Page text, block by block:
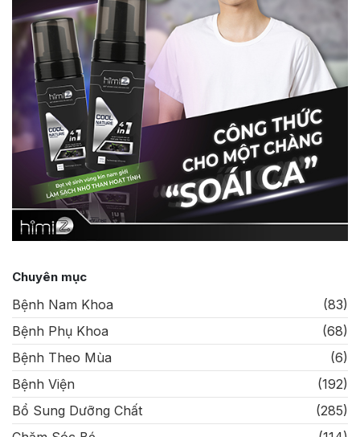
Chuyên mục
Bệnh Nam Khoa
(83)
Bệnh Phụ Khoa
(68)
Bệnh Theo Mùa
(6)
Bệnh Viện
(192)
Bổ Sung Dưỡng Chất
(285)